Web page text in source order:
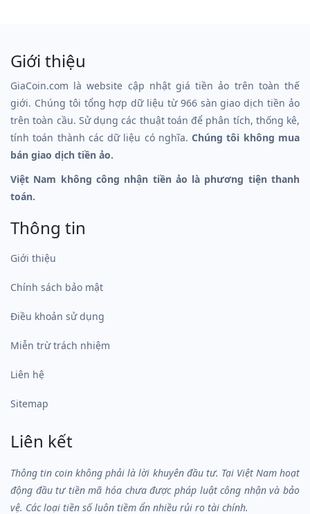
Giới thiệu
GiaCoin.com là website cập nhật giá tiền ảo trên toàn thế
giới. Chúng tôi tổng hợp dữ liệu từ 966 sàn giao dịch tiền ảo
trên toàn cầu. Sử dụng các thuật toán để phân tích, thống kê,
tính toán thành các dữ liệu có nghĩa.Chúng tôi không mua
bán giao dịch tiền ảo.
Việt Nam không công nhận tiền ảo là phương tiện thanh
toán.
Thông tin
Giới thiệu
Chính sách bảo mật
Điều khoản sử dụng
Miễn trừ trách nhiệm
Liên hệ
Sitemap
Liên kết
Thông tin coin không phải là lời khuyên đầu tư. Tại Việt Nam hoạt
động đầu tư tiền mã hóa chưa được pháp luật công nhận và bảo
vệ. Các loại tiền số luôn tiềm ẩn nhiều rủi ro tài chính.